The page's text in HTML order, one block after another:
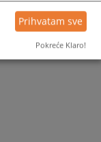
Prihvatam sve
Pokreće Klaro!